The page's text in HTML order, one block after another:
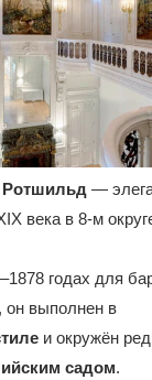
—
века в 8-м
годах для
выполнен в
и окружён
садом.